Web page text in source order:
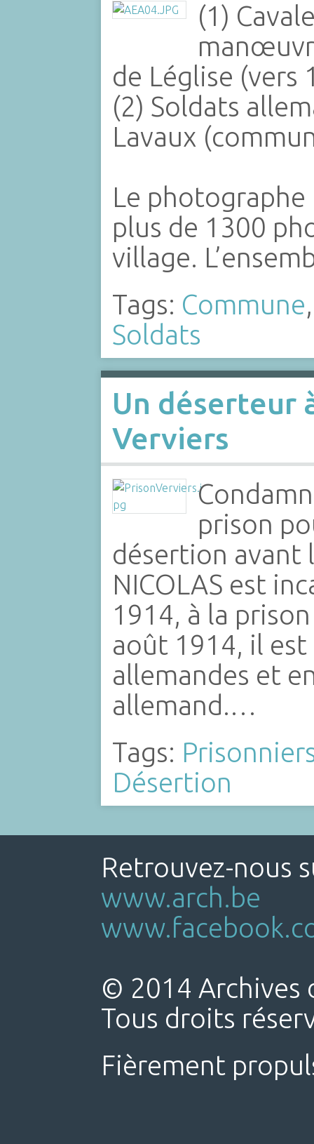
(1)
de Léglise (vers
(2) Soldats
Lavaux
Le photographe
plus de 1300
village.
Tags: Commune
Soldats
Un déserteur
Verviers
prison
désertion avant
NICOLAS est
1914, à la
août 1914, il
allemandes et
allemand.…
Tags:
Désertion
Retrouvez-nous
www.arch.be
© 2014 Archives
Tous droits
Fièrement